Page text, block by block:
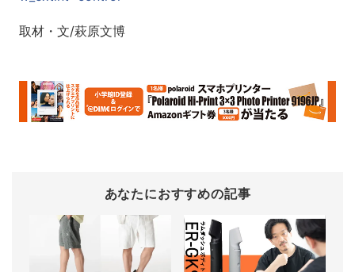
取材・文/萩原文博
あなたにおすすめの記事